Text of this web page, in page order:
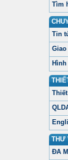
Tìm
Tin
THƯ
ĐA